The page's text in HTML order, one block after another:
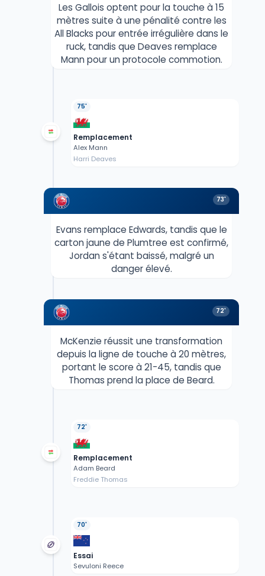
Les Gallois optent pour la touche à 15
mètres suite à une pénalité contre les
All Blacks pour entrée irrégulière dans le
ruck, tandis que Deaves remplace
Mann pour un protocole commotion.
75'
Remplacement
Alex Mann
Harri Deaves
73'
Evans remplace Edwards, tandis que le
carton jaune de Plumtree est confirmé,
Jordan s'étant baissé, malgré un
danger élevé.
72'
McKenzie réussit une transformation
depuis la ligne de touche à 20 mètres,
portant le score à 21-45, tandis que
Thomas prend la place de Beard.
72'
Remplacement
Adam Beard
Freddie Thomas
70'
Essai
Sevuloni Reece